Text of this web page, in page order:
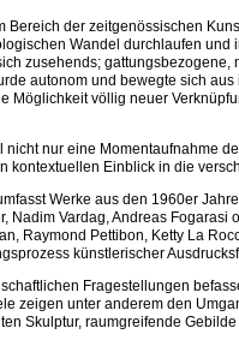
Bereich der zeitgenössischen
Wandel durchlaufen
zusehends;
autonom und bewegte sich
Möglichkeit völlig neuer
nicht nur eine Momentaufnahme
kontextuellen Einblick in die
Werke aus den 1960er
Nadim Vardag, Andreas
Raymond Pettibon, Ketty La
künstlerischer
Fragestellungen
zeigen unter anderem den
Skulptur, raumgreifende